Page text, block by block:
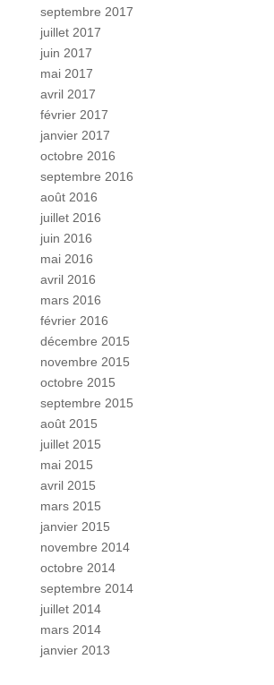
septembre 2017
juillet 2017
juin 2017
mai 2017
avril 2017
février 2017
janvier 2017
octobre 2016
septembre 2016
août 2016
juillet 2016
juin 2016
mai 2016
avril 2016
mars 2016
février 2016
décembre 2015
novembre 2015
octobre 2015
septembre 2015
août 2015
juillet 2015
mai 2015
avril 2015
mars 2015
janvier 2015
novembre 2014
octobre 2014
septembre 2014
juillet 2014
mars 2014
janvier 2013